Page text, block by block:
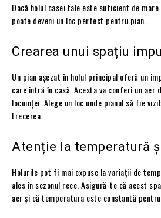
Dacă holul casei tale este suficient de
poate deveni un loc perfect pentru pian.
Crearea unui spațiu
Un pian așezat în holul principal oferă un
care intră în casă. Acesta va conferi un aer
locuinței. Alege un loc unde pianul să fie
trecerea.
Atenție la temperatură
Holurile pot fi mai expuse la variații de
ales în sezonul rece. Asigură-te că acest
aer și că temperatura este constantă